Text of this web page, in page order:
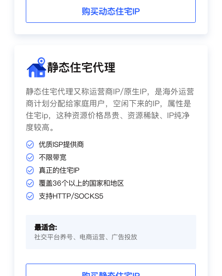
购买动态住宅IP
静态住宅代理
静态住宅代理又称运营商IP/原生IP，是海外运营
商计划分配给家庭用户，空闲下来的IP，属性是
住宅ip，这种资源价格昂贵、资源稀缺、IP纯净
度较高。
优质ISP提供商
不限带宽
真正的住宅IP
覆盖36个以上的国家和地区
支持HTTP/SOCKS5
最适合:
社交平台养号、电商运营、广告投放